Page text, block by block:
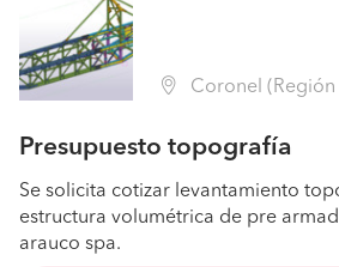
Coronel (Región VIII Biobío -
Presupuesto topografía
Se solicita cotizar levantamiento
estructura volumétrica de pre
arauco spa.